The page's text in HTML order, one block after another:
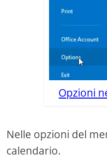
Opzioni
Nelle opzioni del
calendario.